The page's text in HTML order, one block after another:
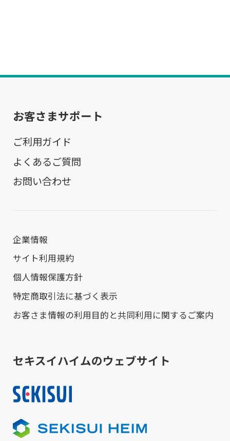
お客さまサポート
ご利用ガイド
よくあるご質問
お問い合わせ
企業情報
サイト利用規約
個人情報保護方針
特定商取引法に基づく表示
お客さま情報の利用目的と共同利用に関するご案内
セキスイハイムのウェブサイト